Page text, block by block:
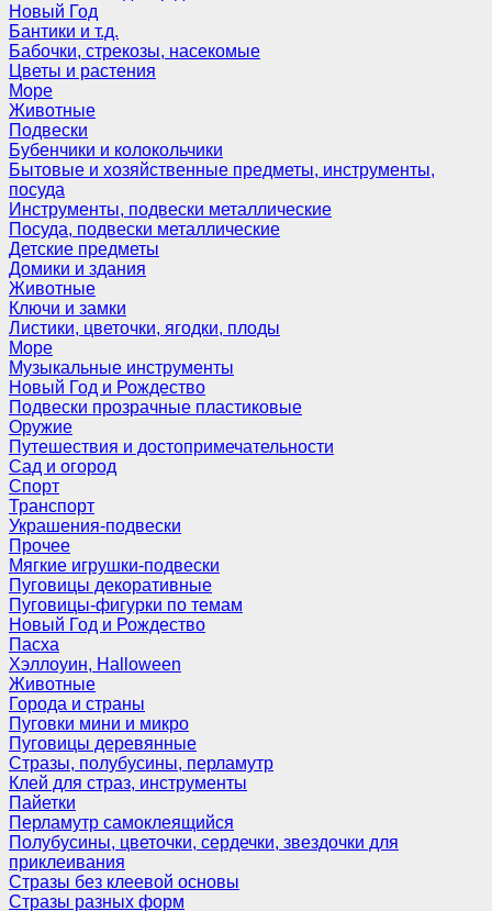
Новый Год
Бантики и т.д.
Бабочки, стрекозы, насекомые
Цветы и растения
Море
Животные
Подвески
Бубенчики и колокольчики
Бытовые и хозяйственные предметы, инструменты,
посуда
Инструменты, подвески металлические
Посуда, подвески металлические
Детские предметы
Домики и здания
Животные
Ключи и замки
Листики, цветочки, ягодки, плоды
Море
Музыкальные инструменты
Новый Год и Рождество
Подвески прозрачные пластиковые
Оружие
Путешествия и достопримечательности
Сад и огород
Спорт
Транспорт
Украшения-подвески
Прочее
Мягкие игрушки-подвески
Пуговицы декоративные
Пуговицы-фигурки по темам
Новый Год и Рождество
Пасха
Хэллоуин, Halloween
Животные
Города и страны
Пуговки мини и микро
Пуговицы деревянные
Стразы, полубусины, перламутр
Клей для страз, инструменты
Пайетки
Перламутр самоклеящийся
Полубусины, цветочки, сердечки, звездочки для
приклеивания
Стразы без клеевой основы
Стразы разных форм